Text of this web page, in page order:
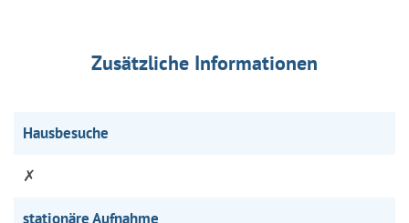
Zusätzliche Informationen
Hausbesuche
✗
stationäre Aufnahme